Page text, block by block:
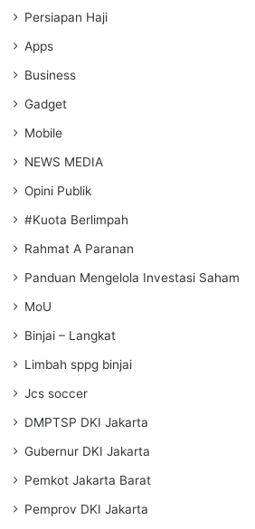
Persiapan Haji
Apps
Business
Gadget
Mobile
NEWS MEDIA
Opini Publik
#Kuota Berlimpah
Rahmat A Paranan
Panduan Mengelola Investasi Saham
MoU
Binjai – Langkat
Limbah sppg binjai
Jcs soccer
DMPTSP DKI Jakarta
Gubernur DKI Jakarta
Pemkot Jakarta Barat
Pemprov DKI Jakarta